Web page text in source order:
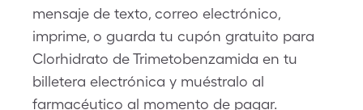
mensaje de texto, correo electrónico,
imprime, o guarda tu cupón gratuito para
Clorhidrato de Trimetobenzamida en tu
billetera electrónica y muéstralo al
farmacéutico al momento de pagar.